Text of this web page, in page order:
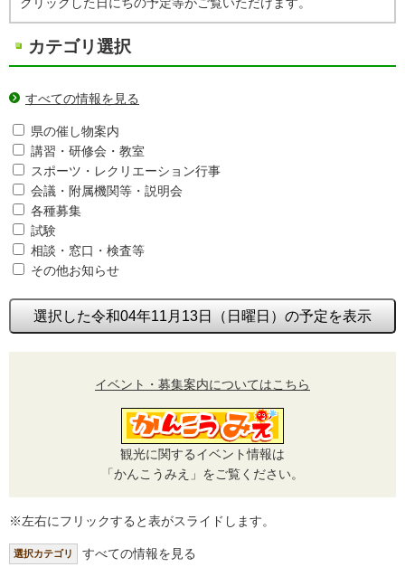
カテゴリ選択
すべての情報を見る
県の催し物案内
講習・研修会・教室
スポーツ・レクリエーション行事
会議・附属機関等・説明会
各種募集
試験
相談・窓口・検査等
その他お知らせ
選択した令和04年11月13日（日曜日）の予定を表示
イベント・募集案内についてはこちら
観光に関するイベント情報は
「かんこうみえ」をご覧ください。
※左右にフリックすると表がスライドします。
選択カテゴリ すべての情報を見る